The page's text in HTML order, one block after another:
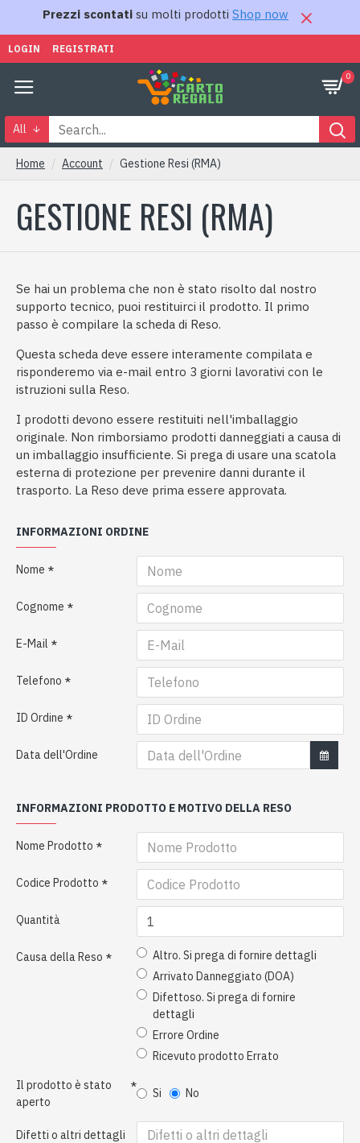
Prezzi scontati su molti prodotti Shop now
LOGIN REGISTRATI
0
All
Home Account Gestione Resi (RMA)
GESTIONE RESI (RMA)
Se hai un problema che non è stato risolto dal nostro
supporto tecnico, puoi restituirci il prodotto. Il primo
passo è compilare la scheda di Reso.
Questa scheda deve essere interamente compilata e
risponderemo via e-mail entro 3 giorni lavorativi con le
istruzioni sulla Reso.
I prodotti devono essere restituiti nell'imballaggio
originale. Non rimborsiamo prodotti danneggiati a causa di
un imballaggio insufficiente. Si prega di usare una scatola
esterna di protezione per prevenire danni durante il
trasporto. La Reso deve prima essere approvata.
INFORMAZIONI ORDINE
Nome
Cognome
E-Mail
Telefono
ID Ordine
Data dell'Ordine
INFORMAZIONI PRODOTTO E MOTIVO DELLA RESO
Nome Prodotto
Codice Prodotto
Quantità
Causa della Reso
Altro. Si prega di fornire dettagli
Arrivato Danneggiato (DOA)
Difettoso. Si prega di fornire
dettagli
Errore Ordine
Ricevuto prodotto Errato
Il prodotto è stato
aperto
Si No
Difetti o altri dettagli